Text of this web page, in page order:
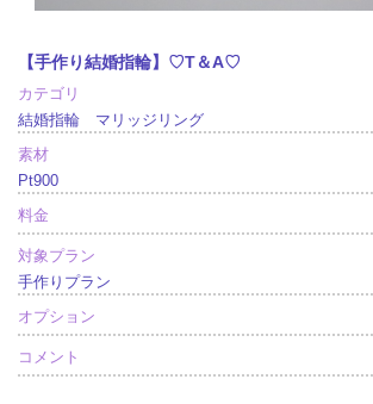
【手作り結婚指輪】♡T＆A♡
カテゴリ
結婚指輪 マリッジリング
素材
Pt900
料金
対象プラン
手作りプラン
オプション
コメント